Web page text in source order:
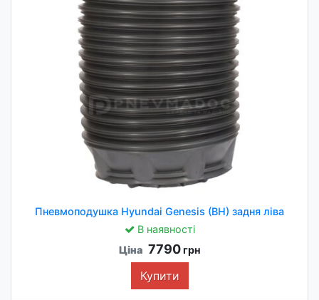
Пневмоподушка Hyundai Genesis (BH) задня ліва
В наявності
Ціна 7790грн
Купити